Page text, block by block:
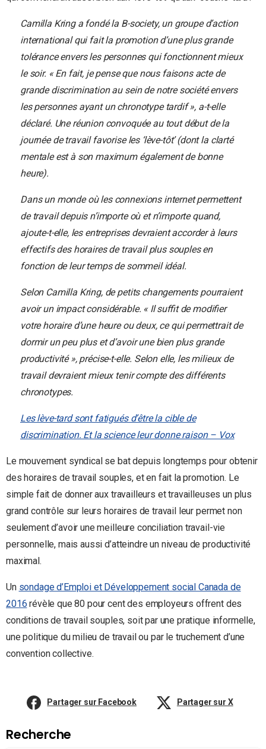
Camilla Kring a fondé la B-society, un groupe d’action
international qui fait la promotion d’une plus grande
tolérance envers les personnes qui fonctionnent mieux
le soir. « En fait, je pense que nous faisons acte de
grande discrimination au sein de notre société envers
les personnes ayant un chronotype tardif », a-t-elle
déclaré. Une réunion convoquée au tout début de la
journée de travail favorise les ‘lève-tôt’ (dont la clarté
mentale est à son maximum également de bonne
heure).
Dans un monde où les connexions internet permettent
de travail depuis n’importe où et n’importe quand,
ajoute-t-elle, les entreprises devraient accorder à leurs
effectifs des horaires de travail plus souples en
fonction de leur temps de sommeil idéal.
Selon Camilla Kring, de petits changements pourraient
avoir un impact considérable. « Il suffit de modifier
votre horaire d’une heure ou deux, ce qui permettrait de
dormir un peu plus et d’avoir une bien plus grande
productivité », précise-t-elle. Selon elle, les milieux de
travail devraient mieux tenir compte des différents
chronotypes.
Les lève-tard sont fatigués d’être la cible de
discrimination. Et la science leur donne raison – Vox
Le mouvement syndical se bat depuis longtemps pour obtenir
des horaires de travail souples, et en fait la promotion. Le
simple fait de donner aux travailleurs et travailleuses un plus
grand contrôle sur leurs horaires de travail leur permet non
seulement d’avoir une meilleure conciliation travail-vie
personnelle, mais aussi d’atteindre un niveau de productivité
maximal.
Un sondage d’Emploi et Développement social Canada de
2016 révèle que 80 pour cent des employeurs offrent des
conditions de travail souples, soit par une pratique informelle,
une politique du milieu de travail ou par le truchement d’une
convention collective.
Partager sur Facebook Partager sur X
Recherche